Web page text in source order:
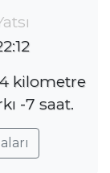
kilometre
-7 saat.